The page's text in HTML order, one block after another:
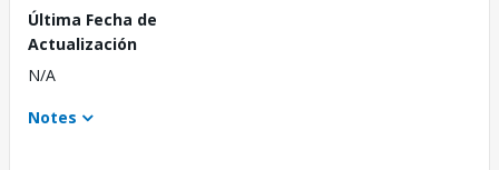
Última Fecha de
Actualización
N/A
Notes